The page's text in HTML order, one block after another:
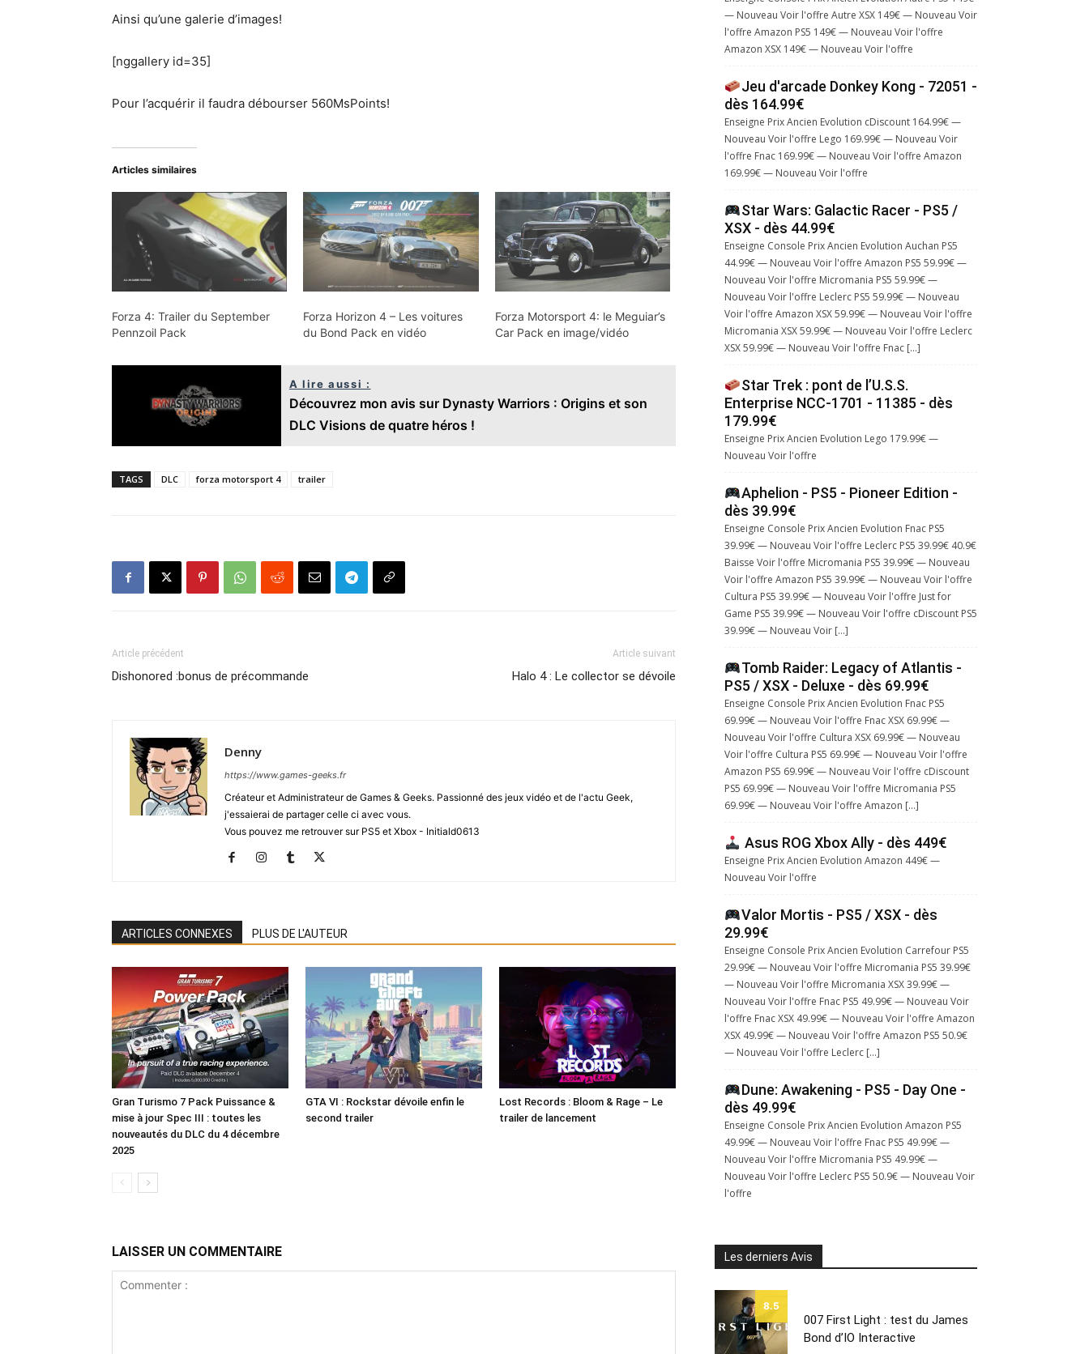
Ainsi qu’une galerie d’images!
[nggallery id=35]
Pour l’acquérir il faudra débourser 560MsPoints!
Articles similaires
Forza 4: Trailer du September
Pennzoil Pack
Forza Horizon 4 – Les voitures
du Bond Pack en vidéo
Forza Motorsport 4: le Meguiar’s
Car Pack en image/vidéo
A lire aussi :
Découvrez mon avis sur Dynasty Warriors : Origins et son
DLC Visions de quatre héros !
TAGS DLC forza motorsport 4 trailer
Article précédent
Dishonored :bonus de précommande
Article suivant
Halo 4 : Le collector se dévoile
Denny
https://www.games-geeks.fr
Créateur et Administrateur de Games & Geeks. Passionné des jeux vidéo et de l'actu Geek,
j'essaierai de partager celle ci avec vous.
Vous pouvez me retrouver sur PS5 et Xbox - Initiald0613
ARTICLES CONNEXES PLUS DE L'AUTEUR
Gran Turismo 7 Pack Puissance &
mise à jour Spec III : toutes les
nouveautés du DLC du 4 décembre
2025
GTA VI : Rockstar dévoile enfin le
second trailer
Lost Records : Bloom & Rage – Le
trailer de lancement
LAISSER UN COMMENTAIRE
— Nouveau Voir l'offre Autre XSX 149€ — Nouveau Voir
l'offre Amazon PS5 149€ — Nouveau Voir l'offre
Amazon XSX 149€ — Nouveau Voir l'offre
Jeu d'arcade Donkey Kong - 72051 -
dès 164.99€
Enseigne Prix Ancien Evolution cDiscount 164.99€ —
Nouveau Voir l'offre Lego 169.99€ — Nouveau Voir
l'offre Fnac 169.99€ — Nouveau Voir l'offre Amazon
169.99€ — Nouveau Voir l'offre
Star Wars: Galactic Racer - PS5 /
XSX - dès 44.99€
Enseigne Console Prix Ancien Evolution Auchan PS5
44.99€ — Nouveau Voir l'offre Amazon PS5 59.99€ —
Nouveau Voir l'offre Micromania PS5 59.99€ —
Nouveau Voir l'offre Leclerc PS5 59.99€ — Nouveau
Voir l'offre Amazon XSX 59.99€ — Nouveau Voir l'offre
Micromania XSX 59.99€ — Nouveau Voir l'offre Leclerc
XSX 59.99€ — Nouveau Voir l'offre Fnac […]
Star Trek : pont de l’U.S.S.
Enterprise NCC-1701 - 11385 - dès
179.99€
Enseigne Prix Ancien Evolution Lego 179.99€ —
Nouveau Voir l'offre
Aphelion - PS5 - Pioneer Edition -
dès 39.99€
Enseigne Console Prix Ancien Evolution Fnac PS5
39.99€ — Nouveau Voir l'offre Leclerc PS5 39.99€ 40.9€
Baisse Voir l'offre Micromania PS5 39.99€ — Nouveau
Voir l'offre Amazon PS5 39.99€ — Nouveau Voir l'offre
Cultura PS5 39.99€ — Nouveau Voir l'offre Just for
Game PS5 39.99€ — Nouveau Voir l'offre cDiscount PS5
39.99€ — Nouveau Voir […]
Tomb Raider: Legacy of Atlantis -
PS5 / XSX - Deluxe - dès 69.99€
Enseigne Console Prix Ancien Evolution Fnac PS5
69.99€ — Nouveau Voir l'offre Fnac XSX 69.99€ —
Nouveau Voir l'offre Cultura XSX 69.99€ — Nouveau
Voir l'offre Cultura PS5 69.99€ — Nouveau Voir l'offre
Amazon PS5 69.99€ — Nouveau Voir l'offre cDiscount
PS5 69.99€ — Nouveau Voir l'offre Micromania PS5
69.99€ — Nouveau Voir l'offre Amazon […]
Asus ROG Xbox Ally - dès 449€
Enseigne Prix Ancien Evolution Amazon 449€ —
Nouveau Voir l'offre
Valor Mortis - PS5 / XSX - dès
29.99€
Enseigne Console Prix Ancien Evolution Carrefour PS5
29.99€ — Nouveau Voir l'offre Micromania PS5 39.99€
— Nouveau Voir l'offre Micromania XSX 39.99€ —
Nouveau Voir l'offre Fnac PS5 49.99€ — Nouveau Voir
l'offre Fnac XSX 49.99€ — Nouveau Voir l'offre Amazon
XSX 49.99€ — Nouveau Voir l'offre Amazon PS5 50.9€
— Nouveau Voir l'offre Leclerc […]
Dune: Awakening - PS5 - Day One -
dès 49.99€
Enseigne Console Prix Ancien Evolution Amazon PS5
49.99€ — Nouveau Voir l'offre Fnac PS5 49.99€ —
Nouveau Voir l'offre Micromania PS5 49.99€ —
Nouveau Voir l'offre Leclerc PS5 50.9€ — Nouveau Voir
l'offre
Les derniers Avis
8.5
007 First Light : test du James
Bond d’IO Interactive